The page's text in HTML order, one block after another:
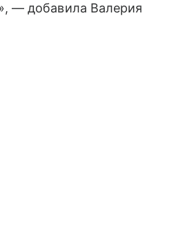
— добавила Валерия